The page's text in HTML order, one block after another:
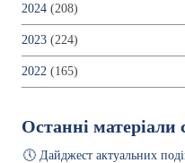
2024 (208)
2023 (224)
2022 (165)
Останні матеріали
🕔 Дайджест актуальних